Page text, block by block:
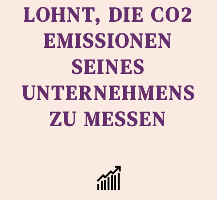
LOHNT, DIE CO2
EMISSIONEN
SEINES
UNTERNEHMENS
ZU MESSEN